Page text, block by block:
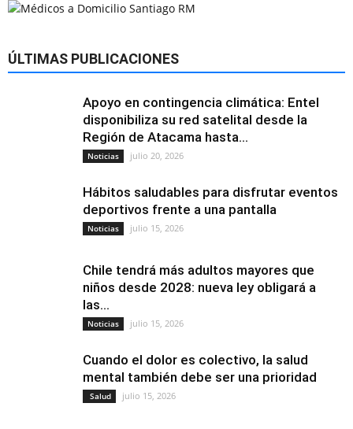
ÚLTIMAS PUBLICACIONES
Apoyo en contingencia climática: Entel
disponibiliza su red satelital desde la
Región de Atacama hasta...
Noticias julio 20, 2026
Hábitos saludables para disfrutar eventos
deportivos frente a una pantalla
Noticias julio 15, 2026
Chile tendrá más adultos mayores que
niños desde 2028: nueva ley obligará a
las...
Noticias julio 15, 2026
Cuando el dolor es colectivo, la salud
mental también debe ser una prioridad
Salud julio 15, 2026